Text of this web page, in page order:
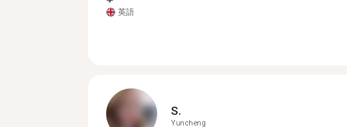
英語
S.
Yuncheng